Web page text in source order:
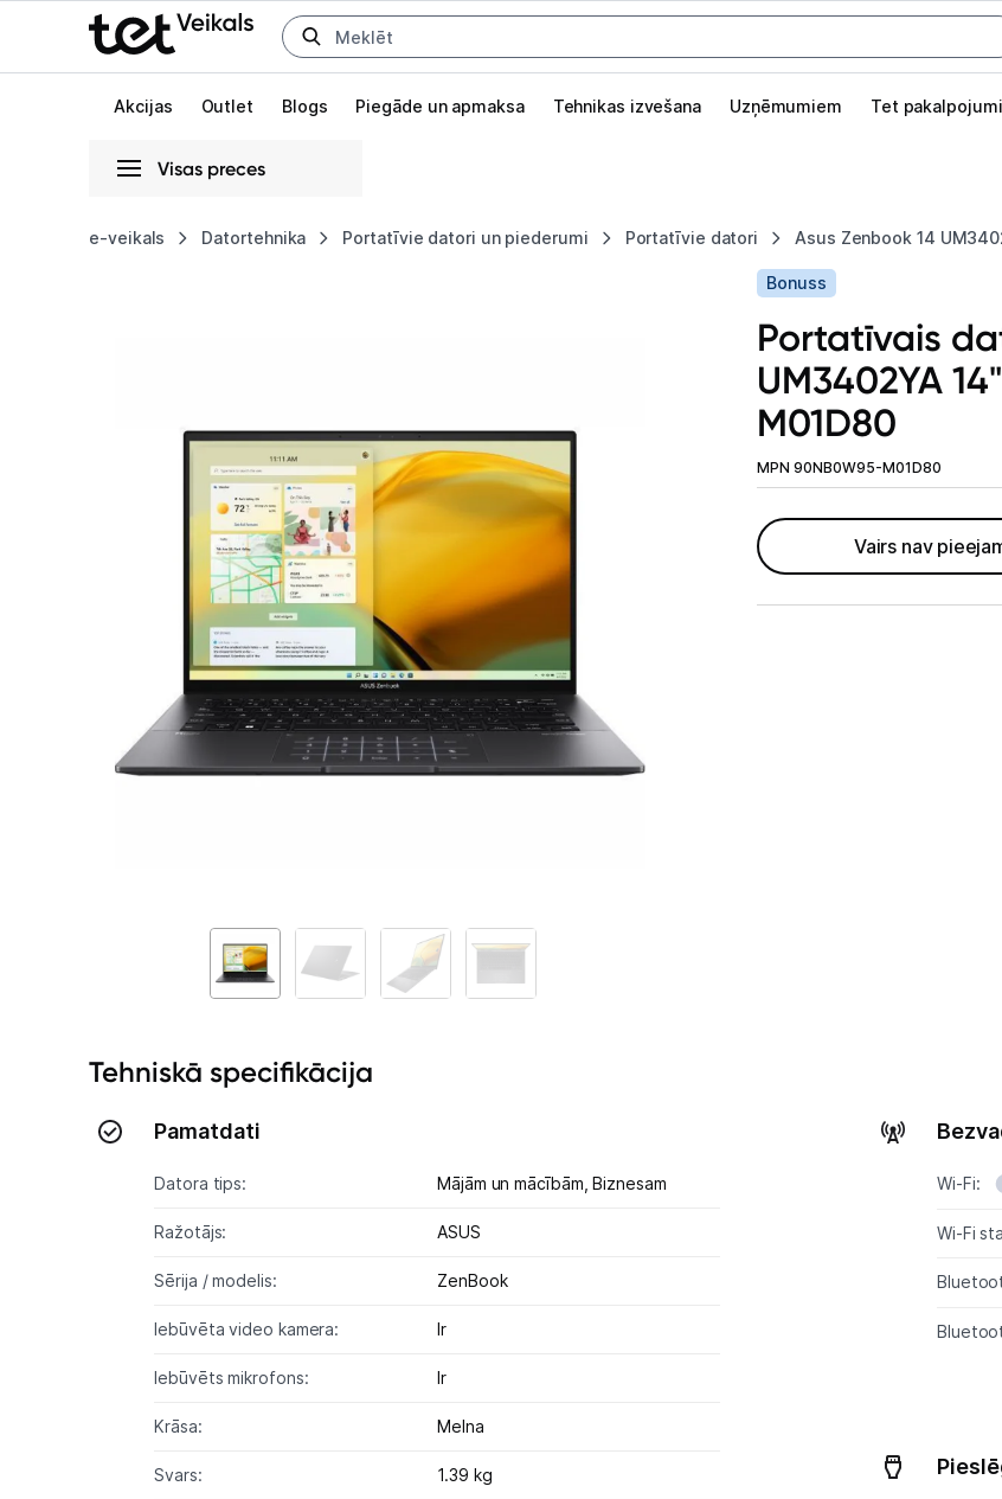
Uz kategorijam Uz galveno saturu
Akcijas Outlet Blogs Piegāde un apmaksa Tehnikas izvešana Uzņēmumiem Tet pakalpojumi
Visas preces
e-veikals Datortehnika Portatīvie datori un piederumi Portatīvie datori Asus Zenbook 14
Pieslēgties
Izvēlies kāroto ierīci izdevīgāk!
GAMING pasaule >
Lādētāji un adapteri
UM3402YA
90NB0W95-
M01D80
Bonuss
Portatīvais
UM3402YA
M01D80
MPN 90NB0W95-M01D80
Vairs nav
Tehniskā specifikācija
Pamatdati
Datora tips: Mājām un mācībām,Biznesam
Ražotājs: ASUS
Sērija / modelis: ZenBook
Iebūvēta video kamera: Ir
Iebūvēts mikrofons: Ir
Krāsa: Melna
Svars: 1.39 kg
Wi-Fi:
Wi-Fi